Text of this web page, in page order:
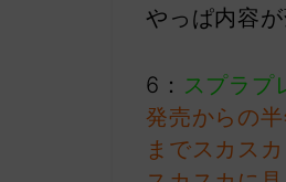
やっぱ内容
6： スプラプ
発売からの
までスカス